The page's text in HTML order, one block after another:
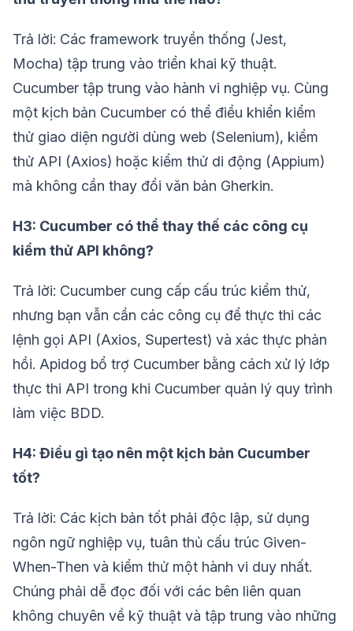
Trả lời: Các framework truyền thống (Jest,
Mocha) tập trung vào triển khai kỹ thuật.
Cucumber tập trung vào hành vi nghiệp vụ. Cùng
một kịch bản Cucumber có thể điều khiển kiểm
thử giao diện người dùng web (Selenium), kiểm
thử API (Axios) hoặc kiểm thử di động (Appium)
mà không cần thay đổi văn bản Gherkin.
H3: Cucumber có thể thay thế các công cụ
kiểm thử API không?
Trả lời: Cucumber cung cấp cấu trúc kiểm thử,
nhưng bạn vẫn cần các công cụ để thực thi các
lệnh gọi API (Axios, Supertest) và xác thực phản
hồi. Apidog bổ trợ Cucumber bằng cách xử lý lớp
thực thi API trong khi Cucumber quản lý quy trình
làm việc BDD.
H4: Điều gì tạo nên một kịch bản Cucumber
tốt?
Trả lời: Các kịch bản tốt phải độc lập, sử dụng
ngôn ngữ nghiệp vụ, tuân thủ cấu trúc Given-
When-Then và kiểm thử một hành vi duy nhất.
Chúng phải dễ đọc đối với các bên liên quan
không chuyên về kỹ thuật và tập trung vào những